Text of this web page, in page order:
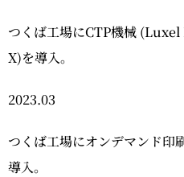
つくば工場にCTP機械
X)を導入。
2023.03
つくば工場にオンデマンド
導入。